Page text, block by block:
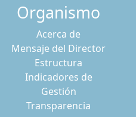
Organismo
Acerca de
Mensaje del Director
Estructura
Indicadores de
Gestión
Transparencia